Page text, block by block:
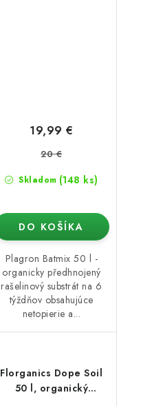
Skladom (148 ks)
19,99 €
20 €
DO KOŠÍKA
Plagron Batmix 50 l -
organicky předhnojený
rašelinový substrát na 6
týždňov obsahujúce
netopierie a...
Florganics Dope Soil
50 l, organický